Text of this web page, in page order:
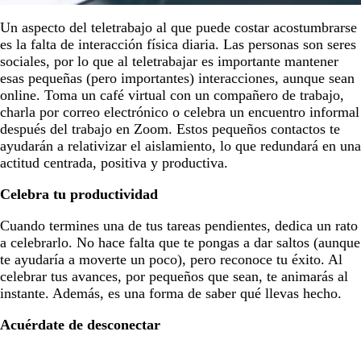
Un aspecto del teletrabajo al que puede costar acostumbrarse
es la falta de interacción física diaria. Las personas son seres
sociales, por lo que al teletrabajar es importante mantener
esas pequeñas (pero importantes) interacciones, aunque sean
online. Toma un café virtual con un compañero de trabajo,
charla por correo electrónico o celebra un encuentro informal
después del trabajo en Zoom. Estos pequeños contactos te
ayudarán a relativizar el aislamiento, lo que redundará en una
actitud centrada, positiva y productiva.
Celebra tu productividad
Cuando termines una de tus tareas pendientes, dedica un rato
a celebrarlo. No hace falta que te pongas a dar saltos (aunque
te ayudaría a moverte un poco), pero reconoce tu éxito. Al
celebrar tus avances, por pequeños que sean, te animarás al
instante. Además, es una forma de saber qué llevas hecho.
Acuérdate de desconectar